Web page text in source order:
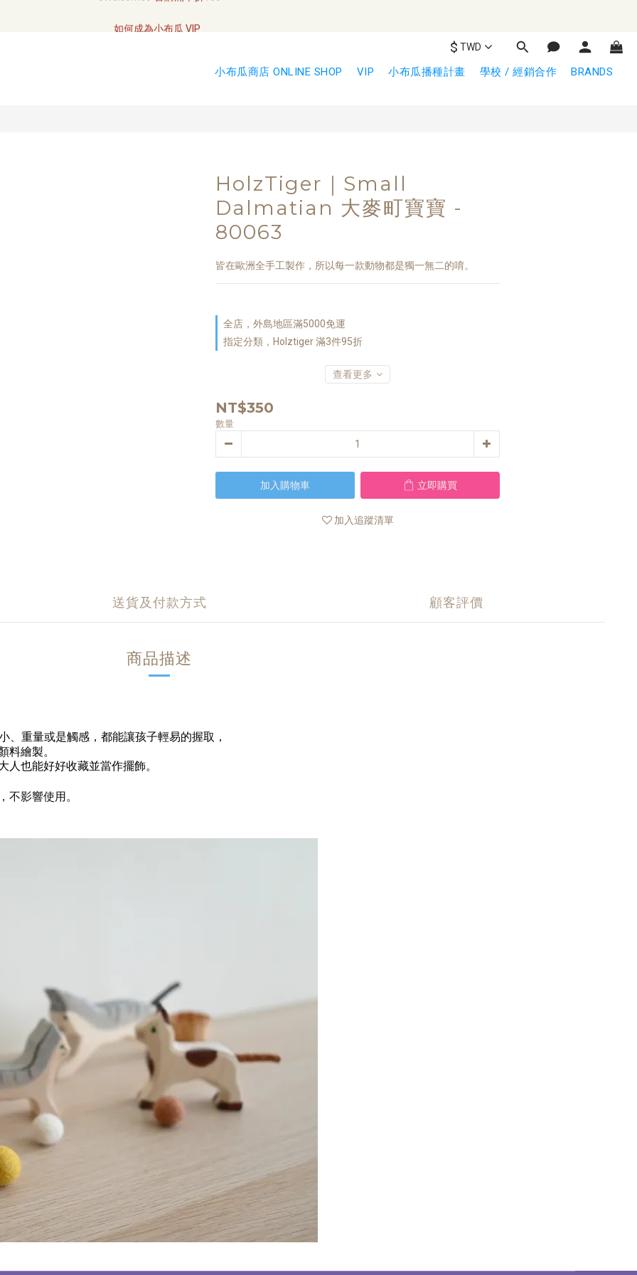
$ TWD
小布瓜商店 ONLINE SHOP VIP 小布瓜播種計畫 學校 / 經銷合作 BRANDS
HolzTiger｜Small
Dalmatian 大麥町寶寶 -
80063
皆在歐洲全手工製作，所以每一款動物都是獨一無二的唷。
全店，外島地區滿5000免運
指定分類，Holztiger 滿3件95折
查看更多
NT$350
數量
加入購物車 立即購買
加入追蹤清單
送貨及付款方式 顧客評價
商品描述
重量或是觸感，都能讓孩子輕易的握取，
料繪製。
也能好好收藏並當作擺飾。
不影響使用。
立即購買